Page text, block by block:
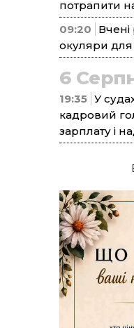
потрапити
09:20
окуляри для
6
19:35 У
кадровий
зарплату і